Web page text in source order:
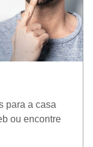
para a casa
ou encontre